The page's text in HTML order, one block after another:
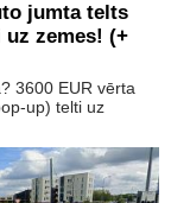
jumta telts
zemes! (+
3600 EUR vērta
up) telti uz